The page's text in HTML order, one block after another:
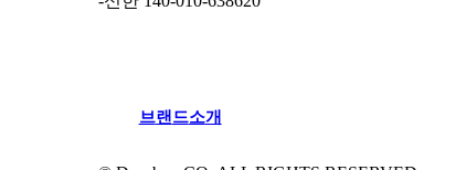
브랜드소개